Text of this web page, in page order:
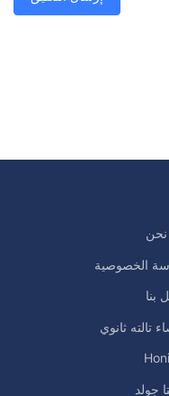
الخصوصية
بنا
تالته ثانوي
جولد